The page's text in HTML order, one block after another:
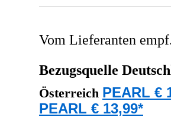
Vom Lieferanten
Bezugsquelle
Österreich PEARL €
PEARL € 13,99*